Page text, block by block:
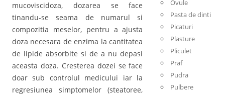
mucoviscidoza, dozarea se face
tinandu-se seama de numarul si
compozitia meselor, pentru a ajusta
doza necesara de enzima la cantitatea
de lipide absorbite si de a nu depasi
aceasta doza. Cresterea dozei se face
doar sub controlul medicului iar la
regresiunea simptomelor (steatoree,
Ovule
Pasta de dinti
Picaturi
Plasture
Pliculet
Praf
Pudra
Pulbere